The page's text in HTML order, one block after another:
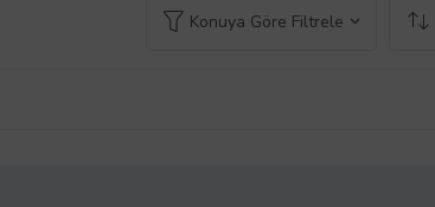
Konuya Göre Filtrele